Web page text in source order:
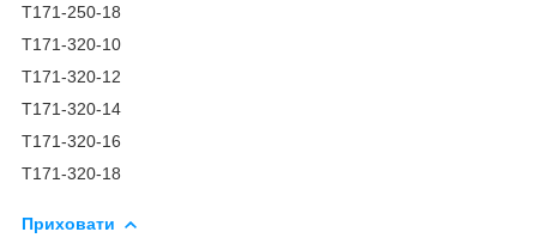
Т171-250-18
Т171-320-10
Т171-320-12
Т171-320-14
Т171-320-16
Т171-320-18
Приховати